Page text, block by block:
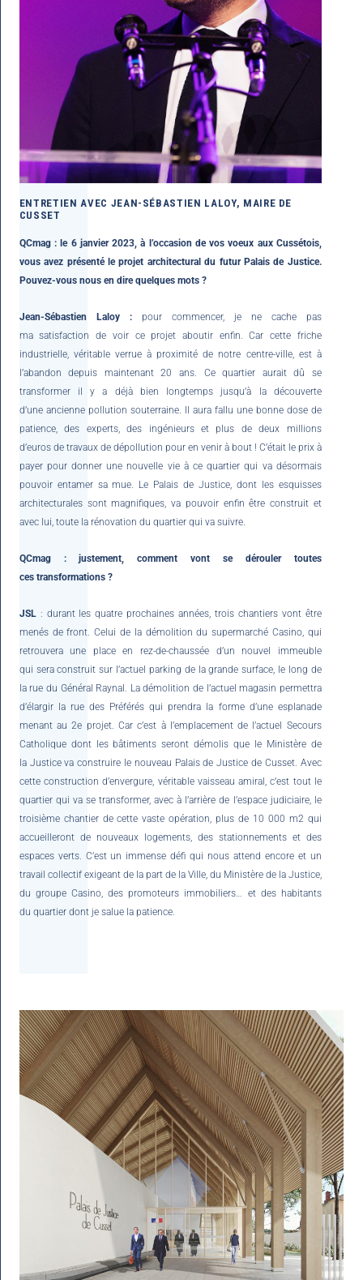
ENTRETIEN AVEC JEAN-SÉBASTIEN LALOY, MAIRE DE
CUSSET
QCmag : le 6 janvier 2023, à l’occasion de vos voeux aux Cussétois,
vous avez présenté le projet architectural du futur Palais de Justice.
Pouvez-vous nous en dire quelques mots ?
Jean-Sébastien Laloy :pour commencer, je ne cache pas
ma satisfaction de voir ce projet aboutir enfin. Car cette friche
industrielle, véritable verrue à proximité de notre centre-ville, est à
l’abandon depuis maintenant 20 ans. Ce quartier aurait dû se
transformer il y a déjà bien longtemps jusqu’à la découverte
d’une ancienne pollution souterraine. Il aura fallu une bonne dose de
patience, des experts, des ingénieurs et plus de deux millions
d’euros de travaux de dépollution pour en venir à bout ! C’était le prix à
payer pour donner une nouvelle vie à ce quartier qui va désormais
pouvoir entamer sa mue. Le Palais de Justice, dont les esquisses
architecturales sont magnifiques, va pouvoir enfin être construit et
avec lui, toute la rénovation du quartier qui va suivre.
QCmag : justement, comment vont se dérouler toutes
ces transformations ?
JSL: durant les quatre prochaines années, trois chantiers vont être
menés de front. Celui de la démolition du supermarché Casino, qui
retrouvera une place en rez-de-chaussée d’un nouvel immeuble
qui sera construit sur l’actuel parking de la grande surface, le long de
la rue du Général Raynal. La démolition de l’actuel magasin permettra
d’élargir la rue des Préférés qui prendra la forme d’une esplanade
menant au 2e projet. Car c’est à l’emplacement de l’actuel Secours
Catholique dont les bâtiments seront démolis que le Ministère de
la Justice va construire le nouveau Palais de Justice de Cusset. Avec
cette construction d’envergure, véritable vaisseau amiral, c’est tout le
quartier qui va se transformer, avec à l’arrière de l’espace judiciaire, le
troisième chantier de cette vaste opération, plus de 10 000 m2 qui
accueilleront de nouveaux logements, des stationnements et des
espaces verts. C’est un immense défi qui nous attend encore et un
travail collectif exigeant de la part de la Ville, du Ministère de la Justice,
du groupe Casino, des promoteurs immobiliers… et des habitants
du quartier dont je salue la patience.